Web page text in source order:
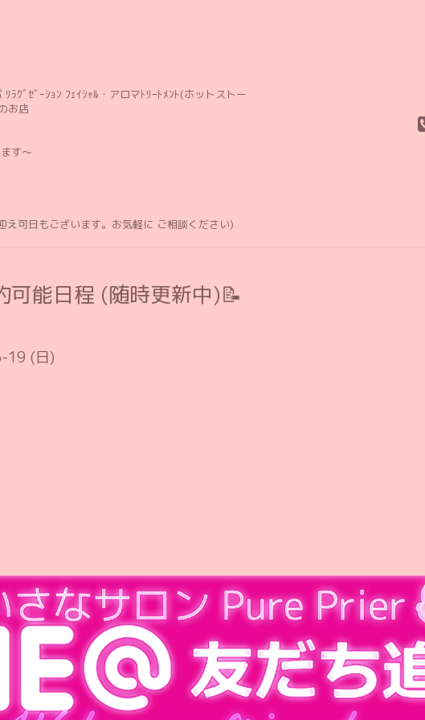
ﾗｸﾞｾﾞｰｼｮﾝ ﾌｪｲｼｬﾙ・アロマﾄﾘｰﾄﾒﾝﾄ(ホットストー
お店
す〜
え可日もございます。お気軽に ご相談ください)
能日程 (随時更新中)📝
19 (日)